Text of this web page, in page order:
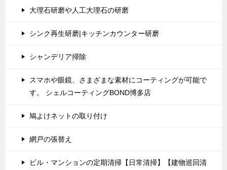
大理石研磨や人工大理石の研磨
シンク再生研磨|キッチンカウンター研磨
シャンデリア掃除
スマホや眼鏡、さまざまな素材にコーティングが可能で
す。 シェルコーティングBOND博多店
鳩よけネットの取り付け
網戸の張替え
ビル・マンションの定期清掃【日常清掃】【建物巡回清